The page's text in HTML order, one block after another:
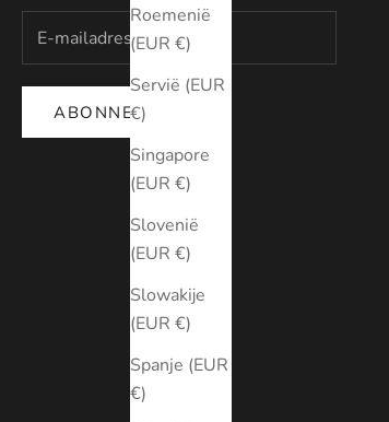
Roemenië
(EUR €)
Servië (EUR
€)
Singapore
(EUR €)
Slovenië
(EUR €)
Slowakije
(EUR €)
Spanje (EUR
€)
ABONNEREN